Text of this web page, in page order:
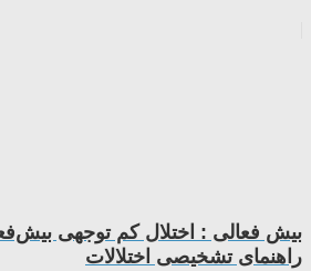
راهنمای تشخیصی اختلالات